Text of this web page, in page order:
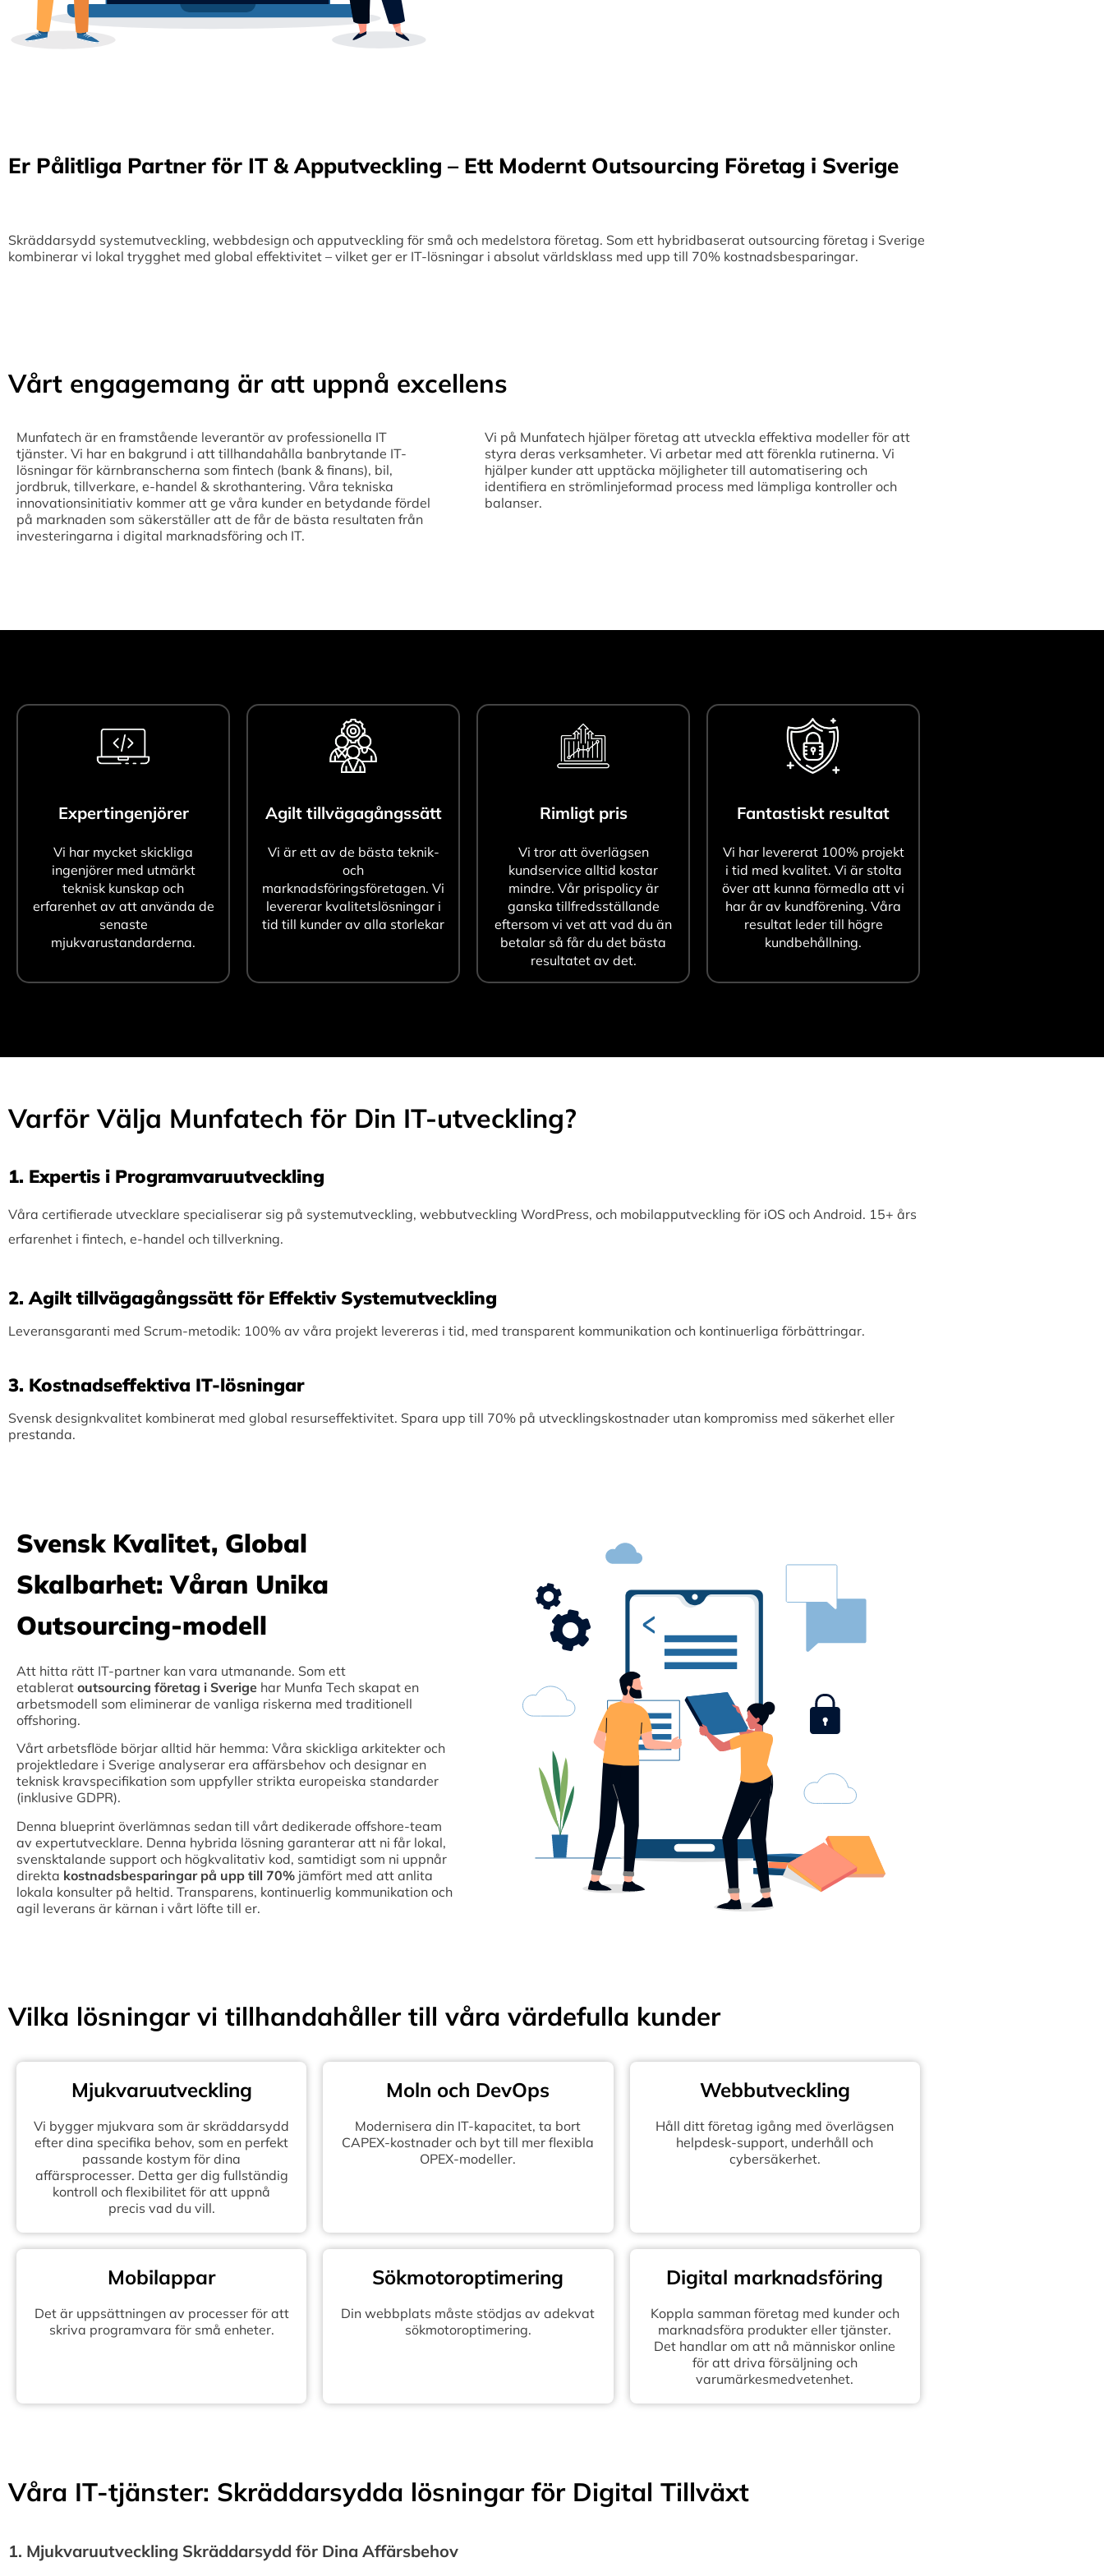
Er Pålitliga Partner för IT & Apputveckling – Ett Modernt Outsourcing Företag i Sverige
Skräddarsydd systemutveckling, webbdesign och apputveckling för små och medelstora företag. Som ett hybridbaserat outsourcing företag i Sverige
kombinerar vi lokal trygghet med global effektivitet – vilket ger er IT-lösningar i absolut världsklass med upp till 70% kostnadsbesparingar.
Vårt engagemang är att uppnå excellens
Munfatech är en framstående leverantör av professionella IT
tjänster. Vi har en bakgrund i att tillhandahålla banbrytande IT-
lösningar för kärnbranscherna som fintech (bank & finans), bil,
jordbruk, tillverkare, e-handel & skrothantering. Våra tekniska
innovationsinitiativ kommer att ge våra kunder en betydande fördel
på marknaden som säkerställer att de får de bästa resultaten från
investeringarna i digital marknadsföring och IT.
Vi på Munfatech hjälper företag att utveckla effektiva modeller för att
styra deras verksamheter. Vi arbetar med att förenkla rutinerna. Vi
hjälper kunder att upptäcka möjligheter till automatisering och
identifiera en strömlinjeformad process med lämpliga kontroller och
balanser.
Expertingenjörer
Vi har mycket skickliga
ingenjörer med utmärkt
teknisk kunskap och
erfarenhet av att använda de
senaste
mjukvarustandarderna.
Agilt tillvägagångssätt
Vi är ett av de bästa teknik-
och
marknadsföringsföretagen. Vi
levererar kvalitetslösningar i
tid till kunder av alla storlekar
Rimligt pris
Vi tror att överlägsen
kundservice alltid kostar
mindre. Vår prispolicy är
ganska tillfredsställande
eftersom vi vet att vad du än
betalar så får du det bästa
resultatet av det.
Fantastiskt resultat
Vi har levererat 100% projekt
i tid med kvalitet. Vi är stolta
över att kunna förmedla att vi
har år av kundförening. Våra
resultat leder till högre
kundbehållning.
Varför Välja Munfatech för Din IT-utveckling?
1.⁠ ⁠Expertis i Programvaruutveckling
Våra certifierade utvecklare specialiserar sig på systemutveckling, webbutveckling WordPress, och mobilapputveckling för iOS och Android. 15+ års
erfarenhet i fintech, e-handel och tillverkning.
2.⁠ ⁠Agilt tillvägagångssätt för Effektiv Systemutveckling
Leveransgaranti med Scrum-metodik: 100% av våra projekt levereras i tid, med transparent kommunikation och kontinuerliga förbättringar.
3.⁠ ⁠Kostnadseffektiva IT-lösningar
Svensk designkvalitet kombinerat med global resurseffektivitet. Spara upp till 70% på utvecklingskostnader utan kompromiss med säkerhet eller
prestanda.
Svensk Kvalitet, Global
Skalbarhet: Våran Unika
Outsourcing-modell
Att hitta rätt IT-partner kan vara utmanande. Som ett
etablerat outsourcing företag i Sverige har Munfa Tech skapat en
arbetsmodell som eliminerar de vanliga riskerna med traditionell
offshoring.
Vårt arbetsflöde börjar alltid här hemma: Våra skickliga arkitekter och
projektledare i Sverige analyserar era affärsbehov och designar en
teknisk kravspecifikation som uppfyller strikta europeiska standarder
(inklusive GDPR).
Denna blueprint överlämnas sedan till vårt dedikerade offshore-team
av expertutvecklare. Denna hybrida lösning garanterar att ni får lokal,
svensktalande support och högkvalitativ kod, samtidigt som ni uppnår
direkta kostnadsbesparingar på upp till 70% jämfört med att anlita
lokala konsulter på heltid. Transparens, kontinuerlig kommunikation och
agil leverans är kärnan i vårt löfte till er.
Vilka lösningar vi tillhandahåller till våra värdefulla kunder
Mjukvaruutveckling
Vi bygger mjukvara som är skräddarsydd
efter dina specifika behov, som en perfekt
passande kostym för dina
affärsprocesser. Detta ger dig fullständig
kontroll och flexibilitet för att uppnå
precis vad du vill.
Moln och DevOps
Modernisera din IT-kapacitet, ta bort
CAPEX-kostnader och byt till mer flexibla
OPEX-modeller.
Webbutveckling
Håll ditt företag igång med överlägsen
helpdesk-support, underhåll och
cybersäkerhet.
Mobilappar
Det är uppsättningen av processer för att
skriva programvara för små enheter.
Sökmotoroptimering
Din webbplats måste stödjas av adekvat
sökmotoroptimering.
Digital marknadsföring
Koppla samman företag med kunder och
marknadsföra produkter eller tjänster.
Det handlar om att nå människor online
för att driva försäljning och
varumärkesmedvetenhet.
Våra IT-tjänster: Skräddarsydda lösningar för Digital Tillväxt
1.⁠ ⁠Mjukvaruutveckling Skräddarsydd för Dina Affärsbehov